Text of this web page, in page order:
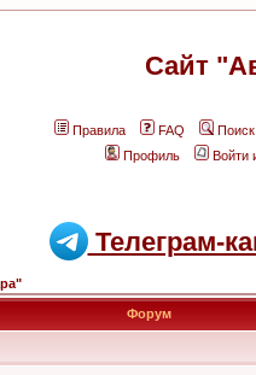
Сайт
Правила FAQ
Поиск
Профиль
Войти
Телеграм-
Форум